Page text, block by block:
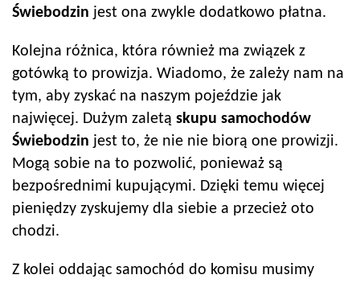
Świebodzin jest ona zwykle dodatkowo płatna.
Kolejna różnica, która również ma związek z
gotówką to prowizja. Wiadomo, że zależy nam na
tym, aby zyskać na naszym pojeździe jak
najwięcej. Dużym zaletą skupu samochodów
Świebodzin jest to, że nie nie biorą one prowizji.
Mogą sobie na to pozwolić, ponieważ są
bezpośrednimi kupującymi. Dzięki temu więcej
pieniędzy zyskujemy dla siebie a przecież oto
chodzi.
Z kolei oddając samochód do komisu musimy